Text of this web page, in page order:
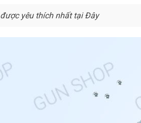
giá
được yêu thích nhất tại Đây